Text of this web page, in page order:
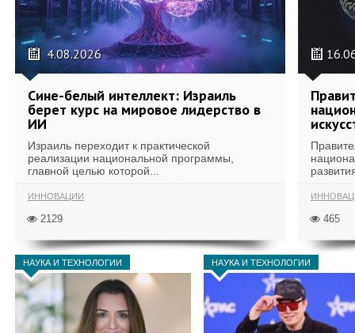
4.08.2026
Сине-белый интеллект: Израиль
берет курс на мировое лидерство в
ИИ
Израиль переходит к практической
реализации национальной программы,
главной целью которой...
ИННОВАЦИИ
2129 465
НАУКА И ТЕХНОЛОГИИ НАУКА И ТЕХНОЛОГИИ